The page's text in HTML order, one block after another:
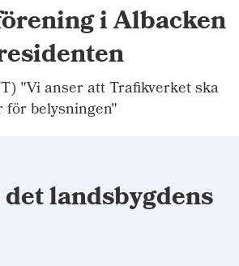
i Albacken
"Vi anser att Trafikverket ska
belysningen"
landsbygdens